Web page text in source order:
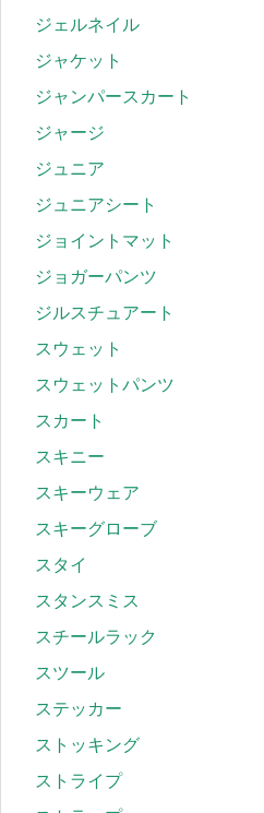
ジェルネイル
ジャケット
ジャンパースカート
ジャージ
ジュニア
ジュニアシート
ジョイントマット
ジョガーパンツ
ジルスチュアート
スウェット
スウェットパンツ
スカート
スキニー
スキーウェア
スキーグローブ
スタイ
スタンスミス
スチールラック
スツール
ステッカー
ストッキング
ストライプ